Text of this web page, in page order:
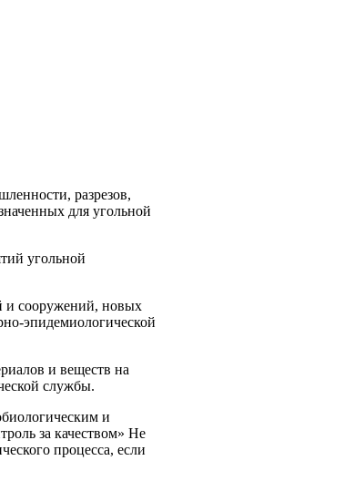
разрезов,
для угольной
угольной
и сооружений, новых
эпидемиологической
и веществ на
службы.
и
за качеством» Не
процесса, если